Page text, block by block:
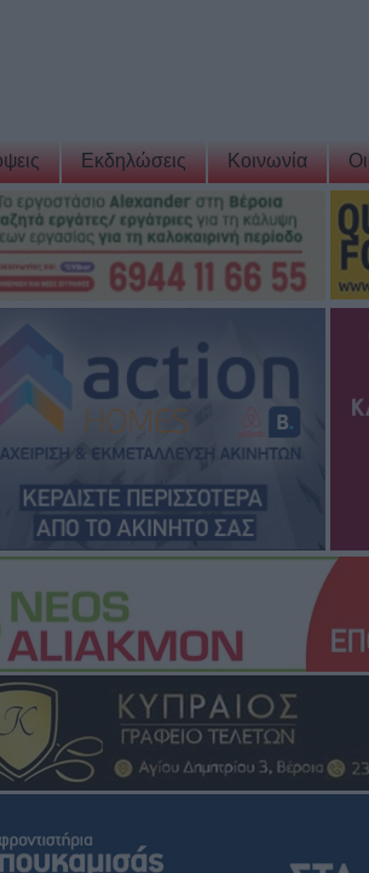
Εκδηλώσεις Κοινωνία